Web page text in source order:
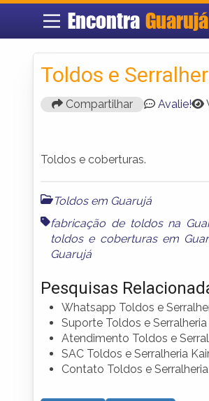
EncontraGuarujá
Toldos e
Compartilhar Avalie!
Toldos e coberturas.
Toldos em Guarujá
fabricação de toldos na
toldos e coberturas em
Guarujá
Pesquisas
Whatsapp Toldos e
Suporte Toldos e Serralheria
Atendimento Toldos e
SAC Toldos e Serralheria
Contato Toldos e